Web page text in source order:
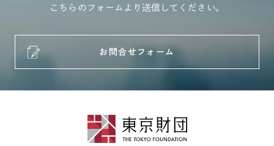
こちらのフォームより送信してください。
お問合せフォーム